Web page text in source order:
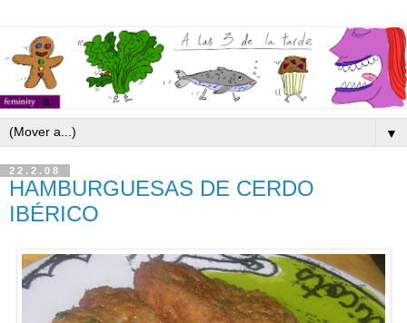
▼
22.2.08
HAMBURGUESAS DE CERDO
IBÉRICO